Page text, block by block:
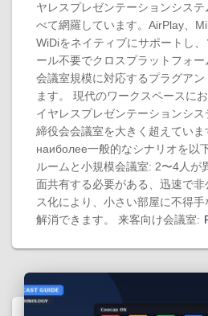
ヤレスプレゼンテーションシス
べて網羅しています。AirPlay、
WiDiをネイティブにサポートし
ール不要でクロスプラットフォ
会議室規模に対応するプラグア
ます。 現代のワークスペースに
イヤレスプレゼンテーションシ
締役会会議室を大きく超えてい
наиболее一般的なシナリオを以
ルームと小規模会議室: 2〜4人が
面共有する必要がある、迅速で
ス化により、小さい部屋に不得
解消できます。 来客向け会議室: